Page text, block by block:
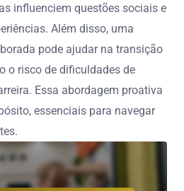
influenciem questões sociais e
Além disso, uma
pode ajudar na transição
o risco de dificuldades de
Essa abordagem proativa
essenciais para navegar